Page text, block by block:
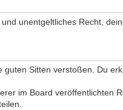
unentgeltliches Recht,
Sitten verstoßen. Du
im Board veröffentlichten